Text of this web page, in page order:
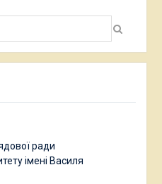
ради
імені Василя